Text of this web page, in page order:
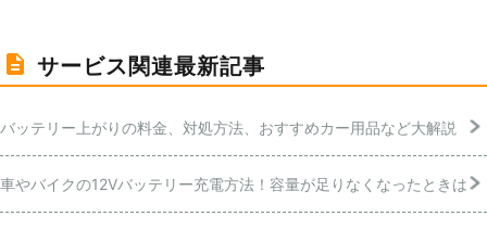
サービス関連最新記事
バッテリー上がりの料金、対処方法、おすすめカー用品など大解説
車やバイクの12Vバッテリー充電方法！容量が足りなくなったときは